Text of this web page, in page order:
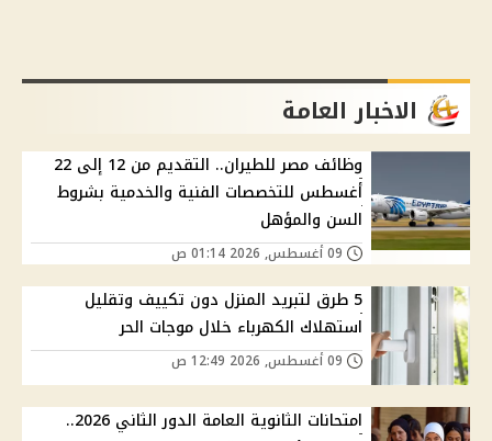
الاخبار العامة
وظائف مصر للطيران.. التقديم من 12 إلى 22
أغسطس للتخصصات الفنية والخدمية بشروط
السن والمؤهل
5 طرق لتبريد المنزل دون تكييف وتقليل
استهلاك الكهرباء خلال موجات الحر
امتحانات الثانوية العامة الدور الثاني 2026..